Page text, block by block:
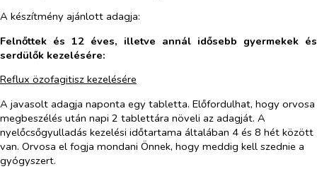
A készítmény ajánlott adagja:
Felnőttek és 12 éves, illetve annál idősebb gyermekek és
serdülők kezelésére:
Reflux özofagitisz kezelésére
A javasolt adagja naponta egy tabletta. Előfordulhat, hogy orvosa
megbeszélés után napi 2 tablettára növeli az adagját. A
nyelőcsőgyulladás kezelési időtartama általában 4 és 8 hét között
van. Orvosa el fogja mondani Önnek, hogy meddig kell szednie a
gyógyszert.